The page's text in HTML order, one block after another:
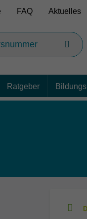
FAQ Aktuelles
Ratgeber